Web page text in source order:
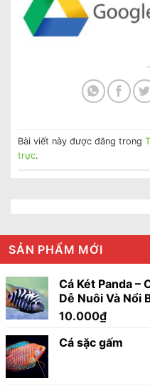
Bài viết này được đăng trong
trực.
SẢN PHẨM MỚI
Cá Két Panda –
Dễ Nuôi Và Nổi
10.000₫
Cá sặc gấm